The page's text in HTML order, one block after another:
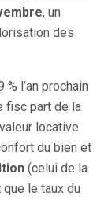
, un
des
% l’an prochain
fisc part de la
locative
du bien et
(celui de la
le taux du